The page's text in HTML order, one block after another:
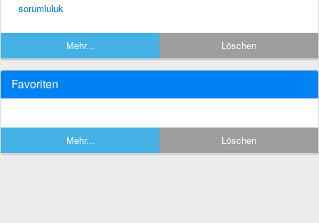
sorumluluk
Mehr... Löschen
Favoriten
Mehr... Löschen